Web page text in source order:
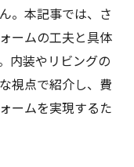
。本記事では、さ
ームの工夫と具体
内装やリビングの
視点で紹介し、費
ームを実現するた